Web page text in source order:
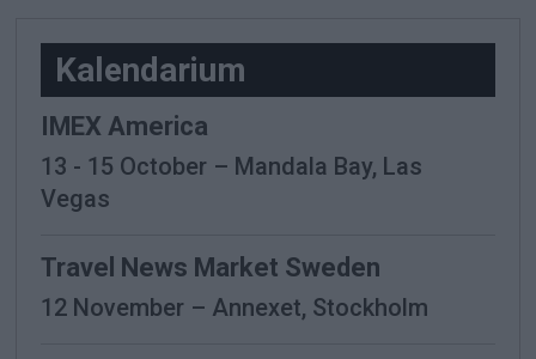
Kalendarium
IMEX America
13 - 15 October – Mandala Bay, Las
Vegas
Travel News Market Sweden
12 November – Annexet, Stockholm